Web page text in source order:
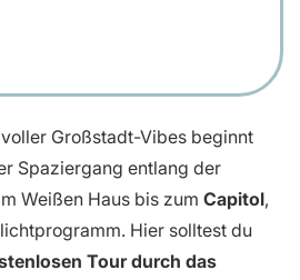
Großstadt-Vibes beginnt
Spaziergang entlang der
Weißen Haus bis zum Capitol,
Hier solltest du
Tour durch das